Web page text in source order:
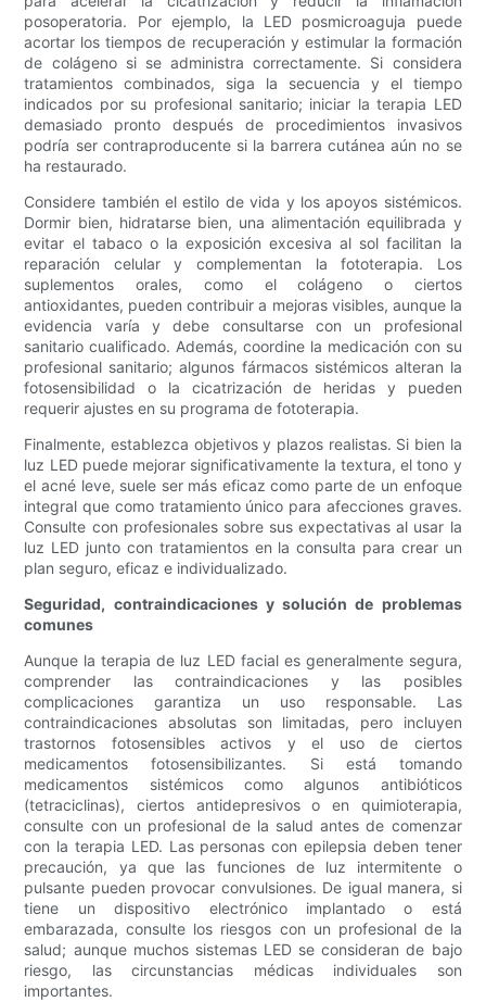
posoperatoria. Por ejemplo, la LED posmicroaguja puede
acortar los tiempos de recuperación y estimular la formación
de colágeno si se administra correctamente. Si considera
tratamientos combinados, siga la secuencia y el tiempo
indicados por su profesional sanitario; iniciar la terapia LED
demasiado pronto después de procedimientos invasivos
podría ser contraproducente si la barrera cutánea aún no se
ha restaurado.
Considere también el estilo de vida y los apoyos sistémicos.
Dormir bien, hidratarse bien, una alimentación equilibrada y
evitar el tabaco o la exposición excesiva al sol facilitan la
reparación celular y complementan la fototerapia. Los
suplementos orales, como el colágeno o ciertos
antioxidantes, pueden contribuir a mejoras visibles, aunque la
evidencia varía y debe consultarse con un profesional
sanitario cualificado. Además, coordine la medicación con su
profesional sanitario; algunos fármacos sistémicos alteran la
fotosensibilidad o la cicatrización de heridas y pueden
requerir ajustes en su programa de fototerapia.
Finalmente, establezca objetivos y plazos realistas. Si bien la
luz LED puede mejorar significativamente la textura, el tono y
el acné leve, suele ser más eficaz como parte de un enfoque
integral que como tratamiento único para afecciones graves.
Consulte con profesionales sobre sus expectativas al usar la
luz LED junto con tratamientos en la consulta para crear un
plan seguro, eficaz e individualizado.
Seguridad, contraindicaciones y solución de problemas
comunes
Aunque la terapia de luz LED facial es generalmente segura,
comprender las contraindicaciones y las posibles
complicaciones garantiza un uso responsable. Las
contraindicaciones absolutas son limitadas, pero incluyen
trastornos fotosensibles activos y el uso de ciertos
medicamentos fotosensibilizantes. Si está tomando
medicamentos sistémicos como algunos antibióticos
(tetraciclinas), ciertos antidepresivos o en quimioterapia,
consulte con un profesional de la salud antes de comenzar
con la terapia LED. Las personas con epilepsia deben tener
precaución, ya que las funciones de luz intermitente o
pulsante pueden provocar convulsiones. De igual manera, si
tiene un dispositivo electrónico implantado o está
embarazada, consulte los riesgos con un profesional de la
salud; aunque muchos sistemas LED se consideran de bajo
riesgo, las circunstancias médicas individuales son
importantes.